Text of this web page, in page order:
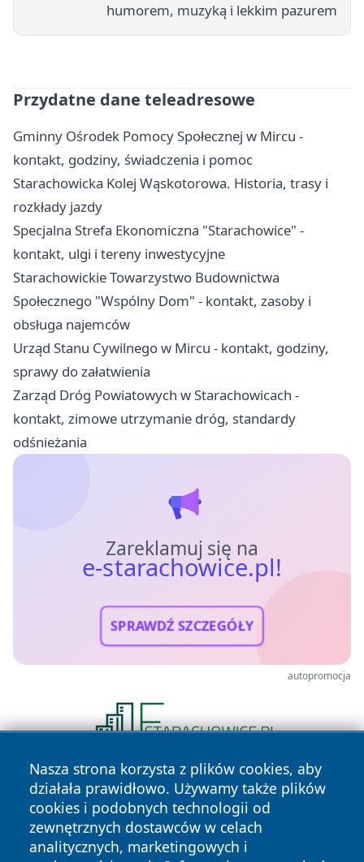
humorem, muzyką i lekkim pazurem
Przydatne dane teleadresowe
Gminny Ośrodek Pomocy Społecznej w Mircu -
kontakt, godziny, świadczenia i pomoc
Starachowicka Kolej Wąskotorowa. Historia, trasy i
rozkłady jazdy
Specjalna Strefa Ekonomiczna "Starachowice" -
kontakt, ulgi i tereny inwestycyjne
Starachowickie Towarzystwo Budownictwa
Społecznego "Wspólny Dom" - kontakt, zasoby i
obsługa najemców
Urząd Stanu Cywilnego w Mircu - kontakt, godziny,
sprawy do załatwienia
Zarząd Dróg Powiatowych w Starachowicach -
kontakt, zimowe utrzymanie dróg, standardy
odśnieżania
Zareklamuj się na
e-starachowice.pl!
SPRAWDŹ SZCZEGÓŁY
autopromocja
Nasza strona korzysta z plików cookies, aby
działała prawidłowo. Używamy także plików
cookies i podobnych technologii od
zewnętrznych dostawców w celach
analitycznych, marketingowych i